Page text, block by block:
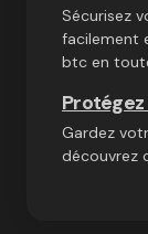
Sécurisez
facilement
btc en
Gardez
découvrez